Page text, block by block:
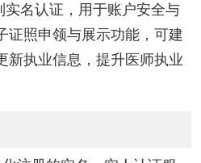
实名认证，用于账户安全与
证照申领与展示功能，可建
新执业信息，提升医师执业